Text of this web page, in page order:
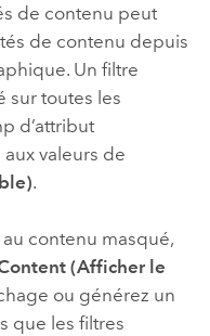
de contenu peut
de contenu depuis
Un filtre
sur toutes les
d’attribut
aux valeurs de
.
contenu masqué,
(Afficher le
ou générez un
que les filtres